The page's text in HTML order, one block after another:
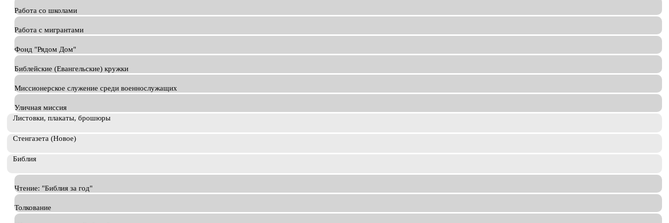
Работа со школами
Работа с мигрантами
Фонд "Рядом Дом"
Библейские (Евангельские) кружки
Миссионерское служение среди военнослужащих
Уличная миссия
Листовки, плакаты, брошюры
Стенгазета (Новое)
Библия
Чтение: "Библия за год"
Толкование